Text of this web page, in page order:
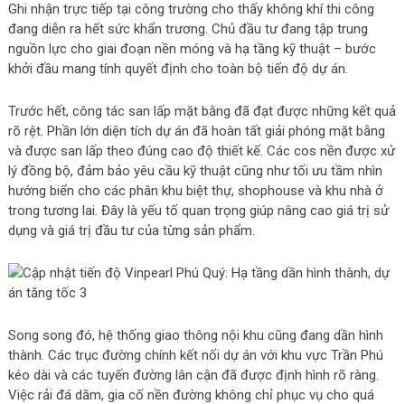
Ghi nhận trực tiếp tại công trường cho thấy không khí thi công
đang diễn ra hết sức khẩn trương. Chủ đầu tư đang tập trung
nguồn lực cho giai đoạn nền móng và hạ tầng kỹ thuật – bước
khởi đầu mang tính quyết định cho toàn bộ tiến độ dự án.
Trước hết, công tác san lấp mặt bằng đã đạt được những kết quả
rõ rệt. Phần lớn diện tích dự án đã hoàn tất giải phóng mặt bằng
và được san lấp theo đúng cao độ thiết kế. Các cos nền được xử
lý đồng bộ, đảm bảo yêu cầu kỹ thuật cũng như tối ưu tầm nhìn
hướng biển cho các phân khu biệt thự, shophouse và khu nhà ở
trong tương lai. Đây là yếu tố quan trọng giúp nâng cao giá trị sử
dụng và giá trị đầu tư của từng sản phẩm.
Song song đó, hệ thống giao thông nội khu cũng đang dần hình
thành. Các trục đường chính kết nối dự án với khu vực Trần Phú
kéo dài và các tuyến đường lân cận đã được định hình rõ ràng.
Việc rải đá dăm, gia cố nền đường không chỉ phục vụ cho quá